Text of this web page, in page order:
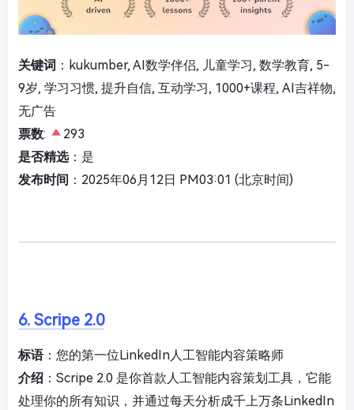
关键词 ：kukumber, AI数学伴侣, 儿童学习, 数学教育, 5-
9岁, 学习习惯, 提升自信, 互动学习, 1000+课程, AI吉祥物,
无广告
票数:
293
是否精选：是
发布时间 ：2025年06月12日 PM03:01 (北京时间)
6. Scripe 2.0
标语：您的第一位LinkedIn人工智能内容策略师
介绍 ：Scripe 2.0 是你首款人工智能内容策划工具，它能
处理你的所有知识，并通过每天分析成千上万条LinkedIn